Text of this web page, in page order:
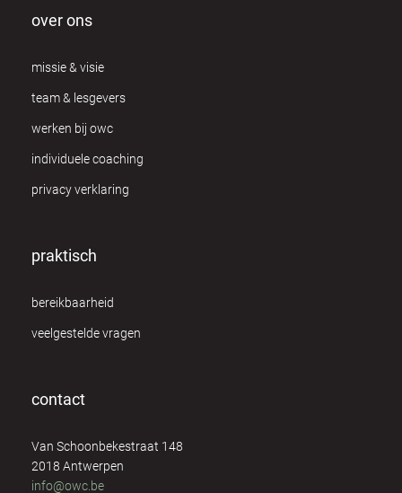
over ons
missie & visie
team & lesgevers
werken bij owc
individuele coaching
privacy verklaring
praktisch
bereikbaarheid
veelgestelde vragen
contact
Van Schoonbekestraat 148
2018 Antwerpen
info@owc.be